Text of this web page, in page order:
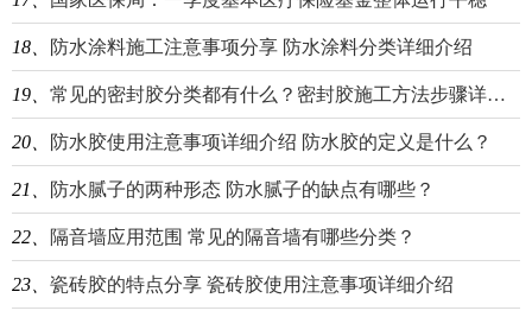
18、 防水涂料施工注意事项分享 防水涂料分类详细介绍
19、 常见的密封胶分类都有什么？密封胶施工方法步骤详细介绍
20、 防水胶使用注意事项详细介绍 防水胶的定义是什么？
21、 防水腻子的两种形态 防水腻子的缺点有哪些？
22、 隔音墙应用范围 常见的隔音墙有哪些分类？
23、 瓷砖胶的特点分享 瓷砖胶使用注意事项详细介绍